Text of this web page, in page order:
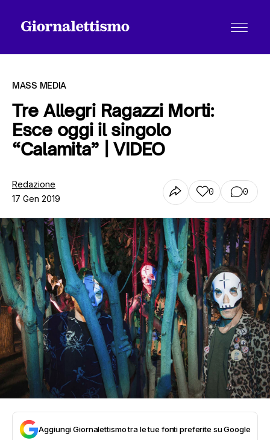
Tutti gli articoli
Chi siamo
Contatti
MASS MEDIA
Tre Allegri Ragazzi Morti:
Esce oggi il singolo
“Calamita” | VIDEO
Redazione
17 Gen 2019
0 0
Aggiungi Giornalettismo tra le tue fonti preferite su Google